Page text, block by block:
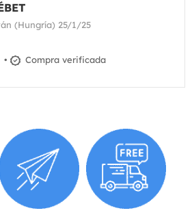
(Hungría) 25/1/25
• Compra verificada